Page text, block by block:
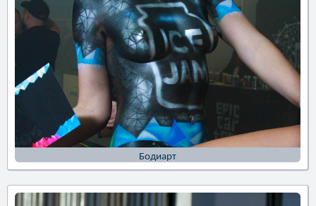
Бодиарт